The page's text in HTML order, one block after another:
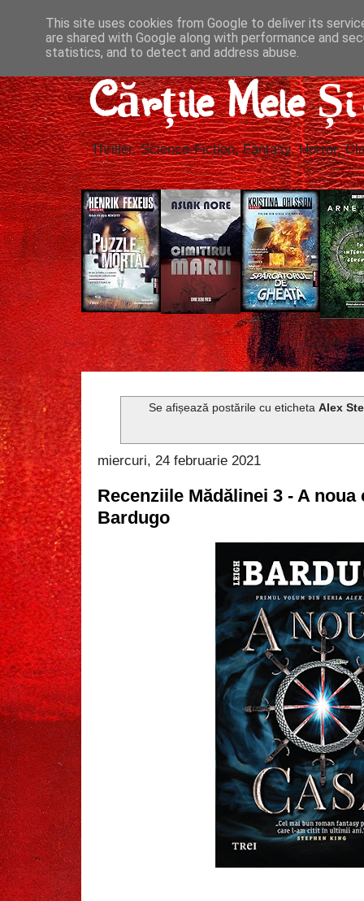
Cărțile Mele
Thriller, Science-Fiction, Fantasy, Horror,
Se afișează postările cu eticheta Alex
miercuri, 24 februarie 2021
Recenziile Mădălinei 3 - A noua
Bardugo
This site uses cookies from Google to deliver its
are shared with Google along with performance and
statistics, and to detect and address abuse.